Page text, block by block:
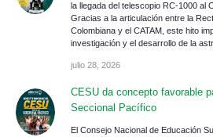
la llegada del telescopio RC-1000 al
Gracias a la articulación entre la
Colombiana y el CATAM, este hito
investigación y el desarrollo de la
julio 28, 2026
CESU da concepto favorable
Seccional Pacífico
El Consejo Nacional de Educación